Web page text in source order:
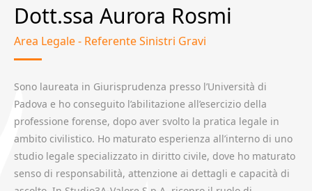
Dott.ssa Aurora Rosmi
Area Legale - Referente Sinistri Gravi
Sono laureata in Giurisprudenza presso l’Università di
Padova e ho conseguito l’abilitazione all’esercizio della
professione forense, dopo aver svolto la pratica legale in
ambito civilistico. Ho maturato esperienza all’interno di uno
studio legale specializzato in diritto civile, dove ho maturato
senso di responsabilità, attenzione ai dettagli e capacità di